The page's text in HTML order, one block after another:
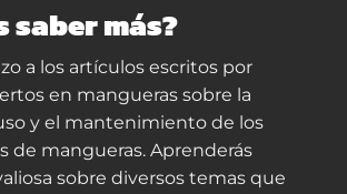
saber más?
a los artículos escritos por
en mangueras sobre la
y el mantenimiento de los
de mangueras. Aprenderás
sobre diversos temas que